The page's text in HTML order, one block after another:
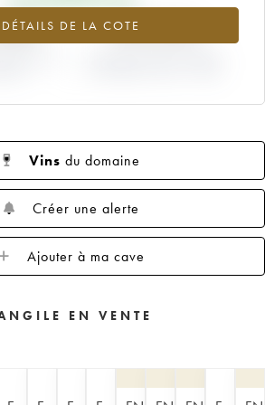
1949 1948
DÉTAILS DE LA COTE+39.39%
Vins du domaine
Créer une alerte
Ajouter à ma cave
EN VENTE